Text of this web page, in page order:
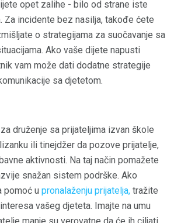
opet zalihe - bilo od strane iste
Za incidente bez nasilja, takođe ćete
o strategijama za suočavanje sa
Ako vaše dijete napusti
vam može dati dodatne strategije
sa djetetom.
druženje sa prijateljima izvan škole
ili tinejdžer da pozove prijatelje,
aktivnosti. Na taj način pomažete
snažan sistem podrške. Ako
pomoć u pronalaženju prijatelja, tražite
vašeg djeteta. Imajte na umu